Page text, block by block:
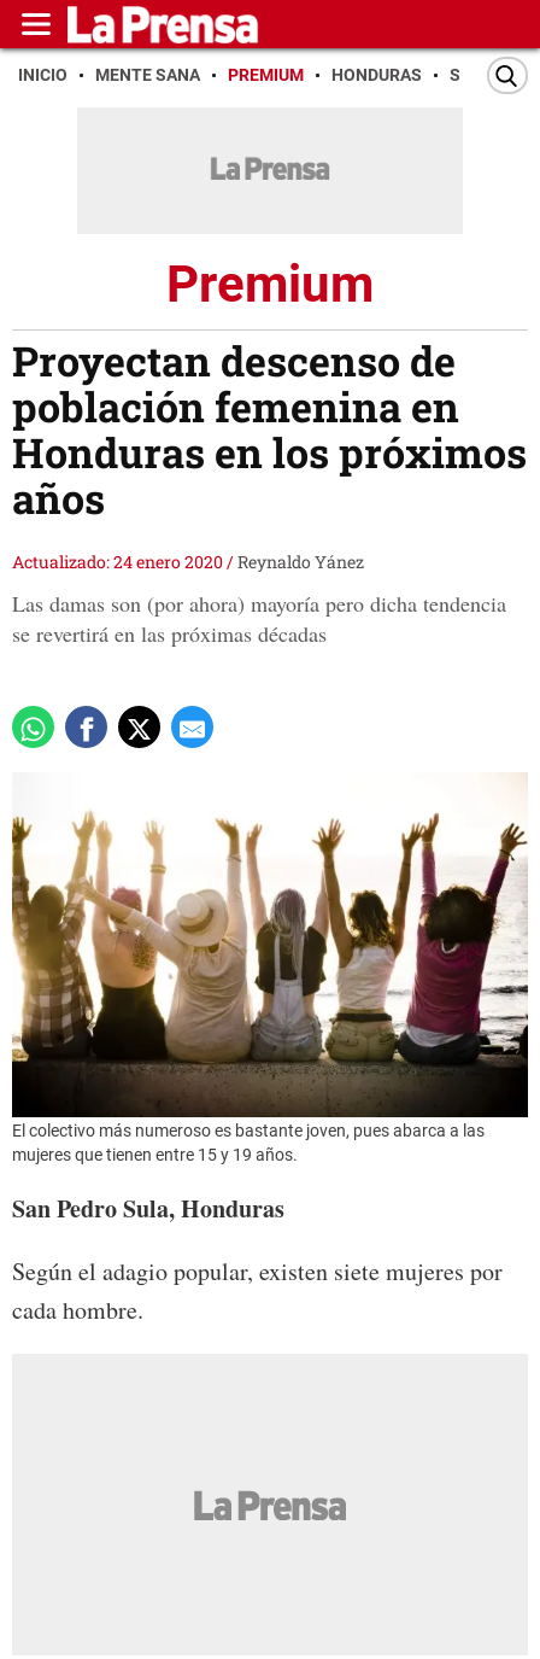
INICIO MENTE SANA PREMIUM HONDURAS SAN PEDRO
Premium
Proyectan descenso de
población femenina en
Honduras en los próximos
años
Actualizado: 24 enero 2020/Reynaldo Yánez
Las damas son (por ahora) mayoría pero dicha tendencia
se revertirá en las próximas décadas
El colectivo más numeroso es bastante joven, pues abarca a las
mujeres que tienen entre 15 y 19 años.
San Pedro Sula, Honduras
Según el adagio popular, existen siete mujeres por
cada hombre.